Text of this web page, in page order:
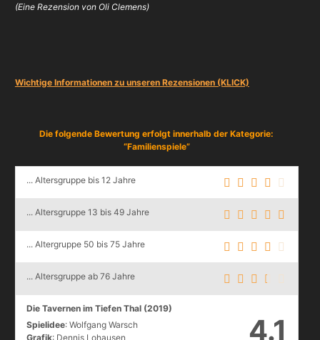
(Eine Rezension von Oli Clemens)
Wichtige Informationen zu unseren Rezensionen (KLICK)
Die folgende Bewertung erfolgt innerhalb der Kategorie:
“Familienspiele”
... Altersgruppe bis 12 Jahre
... Altersgruppe 13 bis 49 Jahre
... Altergruppe 50 bis 75 Jahre
... Altersgruppe ab 76 Jahre
4.1
Die Tavernen im Tiefen Thal (2019)
Spielidee: Wolfgang Warsch
Grafik: Dennis Lohausen